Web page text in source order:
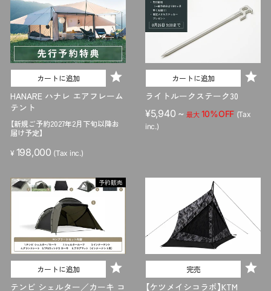
カートに追加
HANARE ハナレ エアフレーム
テント
【新規ご予約2027年2月下旬以降お
届け予定】
¥ 198,000 (Tax inc.)
カートに追加
ライトルークステーク30
¥5,940 ~ 最大 10%OFF (Tax
inc.)
予約販売
カートに追加
テンビ シェルター／カーキ コ
完売
【ケツメイシコラボ】KTM